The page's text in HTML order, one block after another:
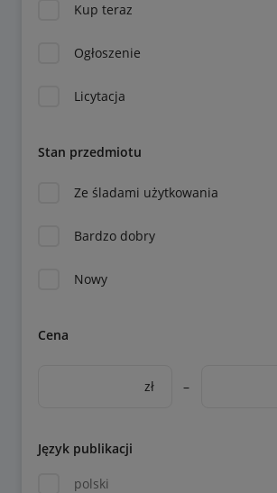
Kup teraz
Ogłoszenie
Licytacja
Stan przedmiotu
Ze śladami użytkowania
Bardzo dobry
Nowy
Cena
zł –
Język publikacji
polski